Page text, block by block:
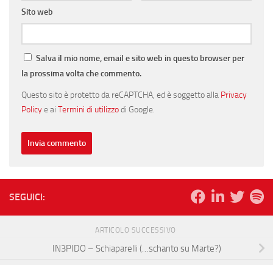
Sito web
Salva il mio nome, email e sito web in questo browser per
la prossima volta che commento.
Questo sito è protetto da reCAPTCHA, ed è soggetto alla Privacy
Policye ai Termini di utilizzodi Google.
SEGUICI:
ARTICOLO SUCCESSIVO
IN3PIDO – Schiaparelli (…schanto su Marte?)